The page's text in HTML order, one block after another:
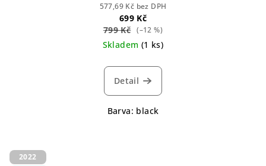
577,69 Kč bez DPH
699 Kč
799 Kč (–12 %)
Skladem (1 ks)
Detail
Barva: black
2022